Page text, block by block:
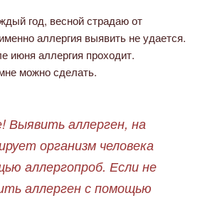
год, весной страдаю от
аллергия выявить не удается.
июня аллергия проходит.
можно сделать.
Выявить аллерген, на
организм человека
аллергопроб. Если не
аллерген с помощью